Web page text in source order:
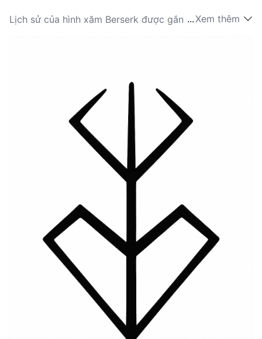
Lịch sử của hình xăm Berserk được gắn bó sâu sắc với
trong nhiều thập kỷ, những ý tưởng về Berserk đã phát
triển thành vô số hình thức biểu đạt nghệ thuật, bao
gồm cả nghệ thuật xăm mình. Hình ảnh liên quan đến
Berserk thường lấy cảm hứng từ những khoảnh khắc
quan trọng trong series, chẳng hạn như Dấu Ấn Hy
Sinh biểu tượng hoặc thanh kiếm diệt rồng đáng sợ.
Những yếu tố này vang dội với những người cảm thấy
có sự liên kết với cuộc đấu tranh và chiến thắng sâu
sắc của Guts, truyền cảm hứng cho họ tưởng niệm
những khoảnh khắc như vậy qua mực xăm. Khi Berserk
phát triển, những ý tưởng xăm xung quanh cũng vậy,
với người hâm mộ sáng tạo ra những diễn giải và thiết
kế độc đáo phản ánh hiểu biết cá nhân của họ về
series. Sự tiến hóa này thể hiện ảnh hưởng lâu dài và
sự tận tụy của cộng đồng người hâm mộ.
...Xem thêm